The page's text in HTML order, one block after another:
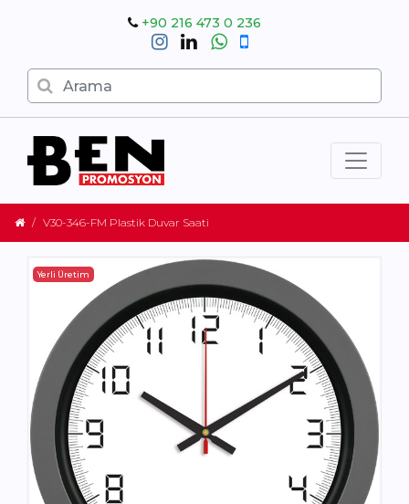
+90 216 473 0 236
V30-346-FM Plastik Duvar Saati
Yerli Üretim